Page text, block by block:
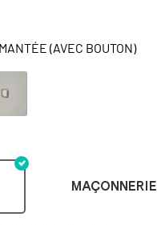
(AVEC BOUTON)
MAÇONNERIE